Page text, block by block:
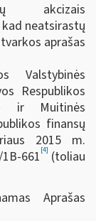
akcizais
neatsirastų
aprašas
Valstybinės
Respublikos
ir Muitinės
finansų
2015 m.
661 [4] (toliau
Aprašas